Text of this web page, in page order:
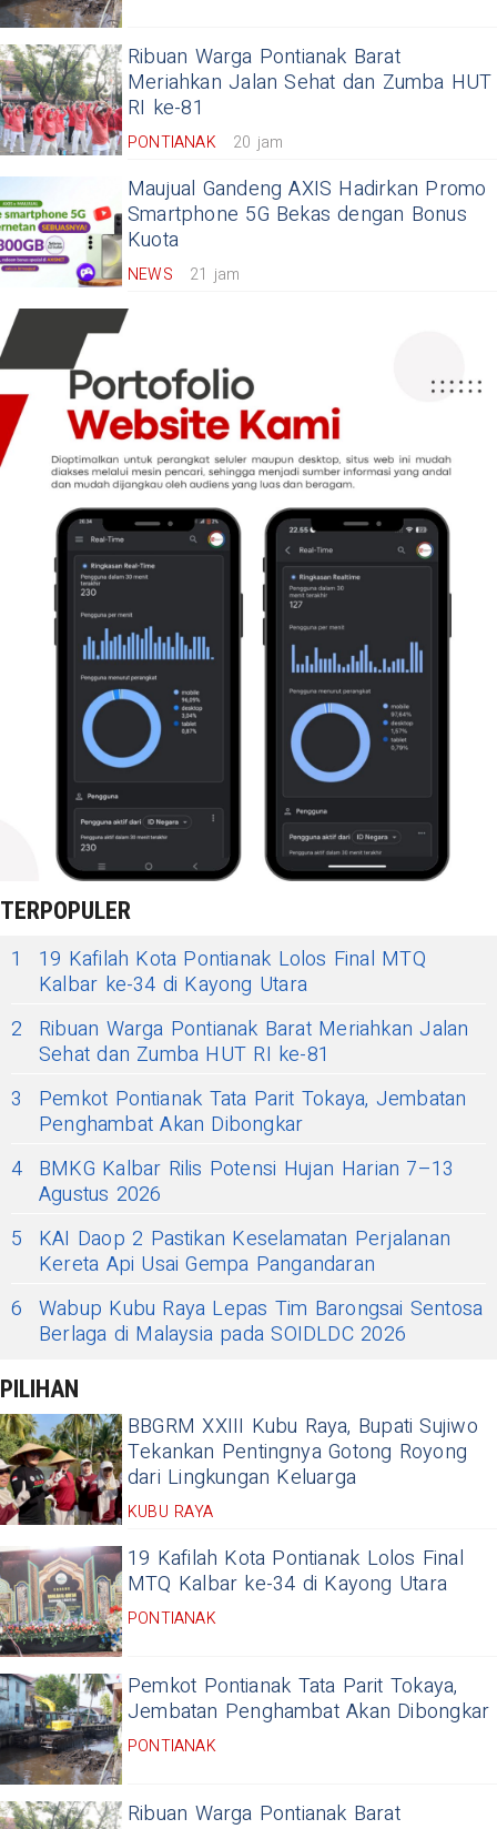
Ribuan Warga Pontianak Barat
Meriahkan Jalan Sehat dan Zumba HUT
RI ke-81
PONTIANAK 20 jam
Maujual Gandeng AXIS Hadirkan Promo
Smartphone 5G Bekas dengan Bonus
Kuota
NEWS 21 jam
TERPOPULER
1
19 Kafilah Kota Pontianak Lolos Final MTQ
Kalbar ke-34 di Kayong Utara
2
Ribuan Warga Pontianak Barat Meriahkan Jalan
Sehat dan Zumba HUT RI ke-81
3
Pemkot Pontianak Tata Parit Tokaya, Jembatan
Penghambat Akan Dibongkar
4 BMKG Kalbar Rilis Potensi Hujan Harian 7–13
Agustus 2026
5
KAI Daop 2 Pastikan Keselamatan Perjalanan
Kereta Api Usai Gempa Pangandaran
6 Wabup Kubu Raya Lepas Tim Barongsai Sentosa
Berlaga di Malaysia pada SOIDLDC 2026
PILIHAN
BBGRM XXIII Kubu Raya, Bupati Sujiwo
Tekankan Pentingnya Gotong Royong
dari Lingkungan Keluarga
KUBU RAYA
19 Kafilah Kota Pontianak Lolos Final
MTQ Kalbar ke-34 di Kayong Utara
PONTIANAK
Pemkot Pontianak Tata Parit Tokaya,
Jembatan Penghambat Akan Dibongkar
PONTIANAK
Ribuan Warga Pontianak Barat